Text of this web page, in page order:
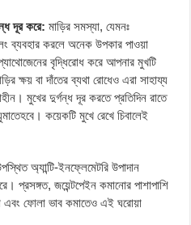
দূর করে: মাড়ির সমস্যা, যেমনঃ
ব্যবহার করলে অনেক উপকার পাওয়া
বৃদ্ধিরোধ করে আপনার মুখটি
ক্ষয় বা দাঁতের ব্যথা রোধেও এরা সাহায্য
মুখের দুর্গন্ধ দূর করতে প্রতিদিন রাতে
কয়েকটি মুখে রেখে চিবালেই
অ্যান্টি-ইনফ্লেমেটরি উপাদান
প্রসঙ্গত, জয়েন্টপেইন কমানোর পাশাপাশি
এবং ফোলা ভাব কমাতেও এই ঘরোয়া